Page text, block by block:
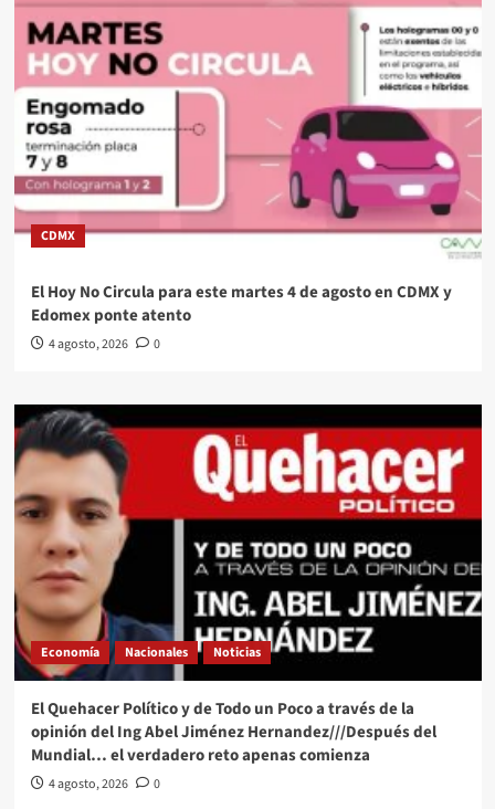
CDMX
El Hoy No Circula para este martes 4 de agosto en CDMX y
Edomex ponte atento
4 agosto, 2026 0
Economía Nacionales Noticias
El Quehacer Político y de Todo un Poco a través de la
opinión del Ing Abel Jiménez Hernandez///Después del
Mundial… el verdadero reto apenas comienza
4 agosto, 2026 0